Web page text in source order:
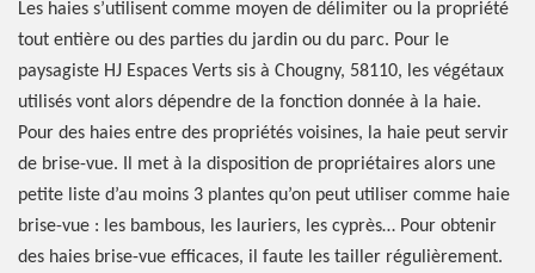
Les haies s’utilisent comme moyen de délimiter ou la propriété
tout entière ou des parties du jardin ou du parc. Pour le
paysagiste HJ Espaces Verts sis à Chougny, 58110, les végétaux
utilisés vont alors dépendre de la fonction donnée à la haie.
Pour des haies entre des propriétés voisines, la haie peut servir
de brise-vue. Il met à la disposition de propriétaires alors une
petite liste d’au moins 3 plantes qu’on peut utiliser comme haie
brise-vue : les bambous, les lauriers, les cyprès… Pour obtenir
des haies brise-vue efficaces, il faute les tailler régulièrement.